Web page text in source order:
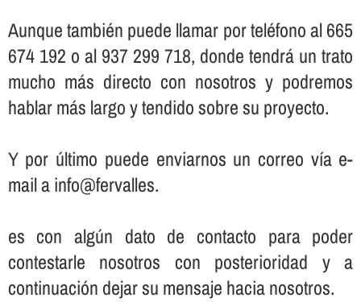
Aunque también puede llamar por teléfono al 665
674 192 o al 937 299 718, donde tendrá un trato
mucho más directo con nosotros y podremos
hablar más largo y tendido sobre su proyecto.
Y por último puede enviarnos un correo ví­a e-
mail a info@fervalles.
es con algún dato de contacto para poder
contestarle nosotros con posterioridad y a
continuación dejar su mensaje hacia nosotros.